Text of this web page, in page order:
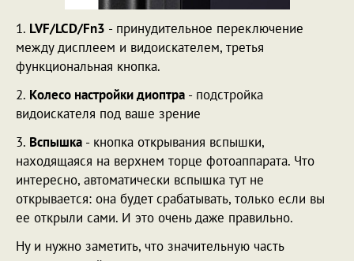
1. LVF/LCD/Fn3 - принудительное переключение
между дисплеем и видоискателем, третья
функциональная кнопка.
2. Колесо настройки диоптра - подстройка
видоискателя под ваше зрение
3. Вспышка - кнопка открывания вспышки,
находящаяся на верхнем торце фотоаппарата. Что
интересно, автоматически вспышка тут не
открывается: она будет срабатывать, только если вы
ее открыли сами. И это очень даже правильно.
Ну и нужно заметить, что значительную часть